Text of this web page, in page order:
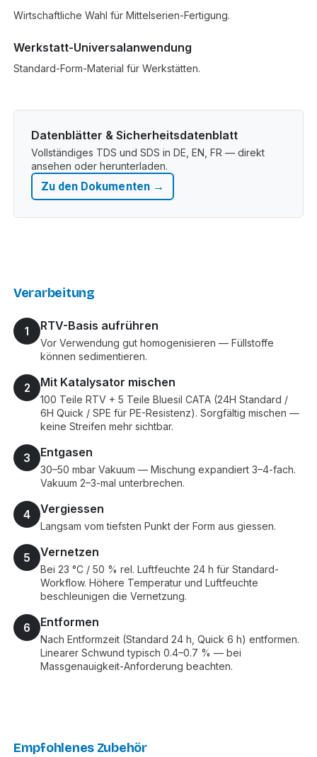
Wirtschaftliche Wahl für Mittelserien-Fertigung.
Werkstatt-Universalanwendung
Standard-Form-Material für Werkstätten.
Datenblätter & Sicherheitsdatenblatt
Vollständiges TDS und SDS in DE, EN, FR — direkt
ansehen oder herunterladen.
Zu den Dokumenten →
Verarbeitung
1 RTV-Basis aufrühren
Vor Verwendung gut homogenisieren — Füllstoffe
können sedimentieren.
2 Mit Katalysator mischen
100 Teile RTV + 5 Teile Bluesil CATA (24H Standard /
6H Quick / SPE für PE-Resistenz). Sorgfältig mischen —
keine Streifen mehr sichtbar.
3 Entgasen
30–50 mbar Vakuum — Mischung expandiert 3–4-fach.
Vakuum 2–3-mal unterbrechen.
4 Vergiessen
Langsam vom tiefsten Punkt der Form aus giessen.
5 Vernetzen
Bei 23 °C / 50 % rel. Luftfeuchte 24 h für Standard-
Workflow. Höhere Temperatur und Luftfeuchte
beschleunigen die Vernetzung.
6 Entformen
Nach Entformzeit (Standard 24 h, Quick 6 h) entformen.
Linearer Schwund typisch 0.4–0.7 % — bei
Massgenauigkeit-Anforderung beachten.
Empfohlenes Zubehör